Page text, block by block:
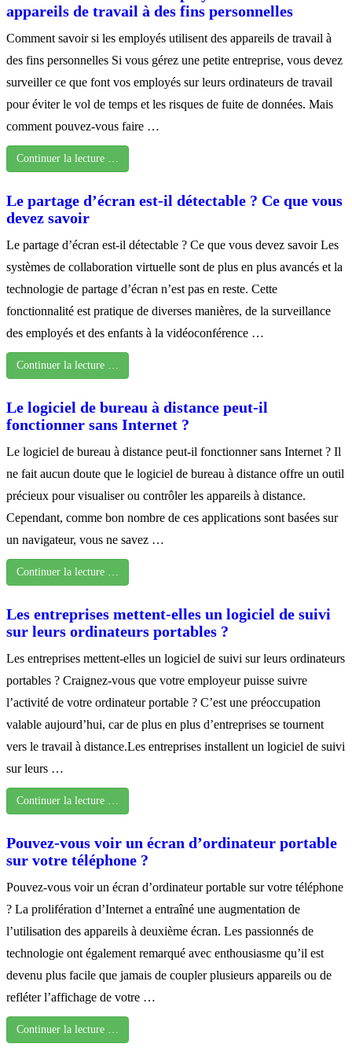
appareils de travail à des fins personnelles
Comment savoir si les employés utilisent des appareils de travail à
des fins personnelles Si vous gérez une petite entreprise, vous devez
surveiller ce que font vos employés sur leurs ordinateurs de travail
pour éviter le vol de temps et les risques de fuite de données. Mais
comment pouvez-vous faire …
Continuer la lecture …
Le partage d’écran est-il détectable ? Ce que vous
devez savoir
Le partage d’écran est-il détectable ? Ce que vous devez savoir Les
systèmes de collaboration virtuelle sont de plus en plus avancés et la
technologie de partage d’écran n’est pas en reste. Cette
fonctionnalité est pratique de diverses manières, de la surveillance
des employés et des enfants à la vidéoconférence …
Continuer la lecture …
Le logiciel de bureau à distance peut-il
fonctionner sans Internet ?
Le logiciel de bureau à distance peut-il fonctionner sans Internet ? Il
ne fait aucun doute que le logiciel de bureau à distance offre un outil
précieux pour visualiser ou contrôler les appareils à distance.
Cependant, comme bon nombre de ces applications sont basées sur
un navigateur, vous ne savez …
Continuer la lecture …
Les entreprises mettent-elles un logiciel de suivi
sur leurs ordinateurs portables ?
Les entreprises mettent-elles un logiciel de suivi sur leurs ordinateurs
portables ? Craignez-vous que votre employeur puisse suivre
l’activité de votre ordinateur portable ? C’est une préoccupation
valable aujourd’hui, car de plus en plus d’entreprises se tournent
vers le travail à distance.Les entreprises installent un logiciel de suivi
sur leurs …
Continuer la lecture …
Pouvez-vous voir un écran d’ordinateur portable
sur votre téléphone ?
Pouvez-vous voir un écran d’ordinateur portable sur votre téléphone
? La prolifération d’Internet a entraîné une augmentation de
l’utilisation des appareils à deuxième écran. Les passionnés de
technologie ont également remarqué avec enthousiasme qu’il est
devenu plus facile que jamais de coupler plusieurs appareils ou de
refléter l’affichage de votre …
Continuer la lecture …